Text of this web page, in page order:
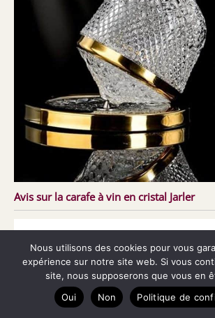
Avis sur la carafe à vin en cristal Jarler
Nous utilisons des cookies pour vous
expérience sur notre site web. Si vous
site, nous supposerons que vous en
Oui
Non Politique de